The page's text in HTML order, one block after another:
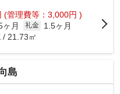
(管理費等：3,000円 )
ヶ月 礼金
1.5ヶ月
/ 21.73㎡
島